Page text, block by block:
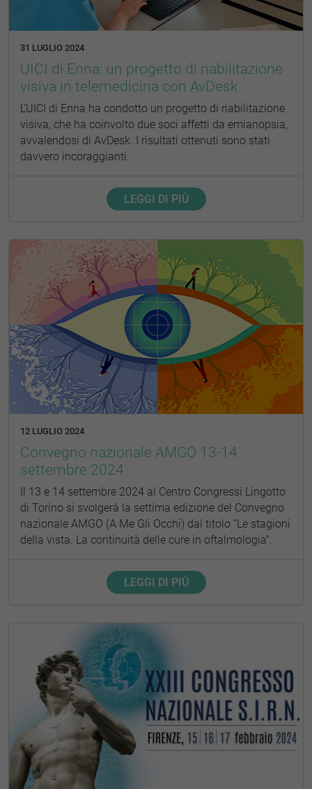
31 LUGLIO 2024
UICI di Enna: un progetto di riabilitazione
visiva in telemedicina con AvDesk
L’UICI di Enna ha condotto un progetto di riabilitazione
visiva, che ha coinvolto due soci affetti da emianopsia,
avvalendosi di AvDesk. I risultati ottenuti sono stati
davvero incoraggianti.
LEGGI DI PIÙ
12 LUGLIO 2024
Convegno nazionale AMGO 13-14
settembre 2024
Il 13 e 14 settembre 2024 al Centro Congressi Lingotto
di Torino si svolgerà la settima edizione del Convegno
nazionale AMGO (A Me Gli Occhi) dal titolo “Le stagioni
della vista. La continuità delle cure in oftalmologia”.
LEGGI DI PIÙ